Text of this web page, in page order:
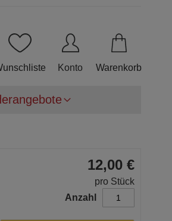
Konto Warenkorb
12,00 €
pro Stück
Anzahl